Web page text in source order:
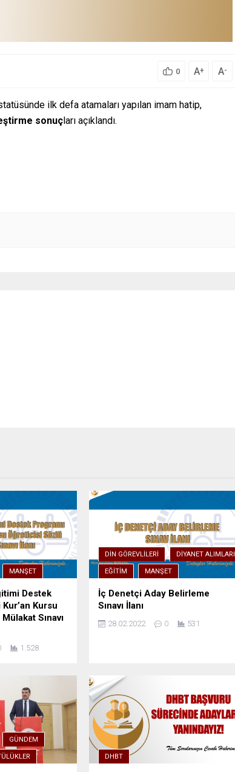
0 A+ A-
ilk defa atamaları yapılan imam hatip,
sonuçları açıklandı.
MANŞET
Destek
Kursu
Sınavı
1.528
DIN GÖREVLILERI DIYANET ALIMLARI
EĞITIM MANŞET
İç Denetçi Aday Belirleme
Sınavı İlanı
28.02.2022 0 531
GÜNDEM
DHBT